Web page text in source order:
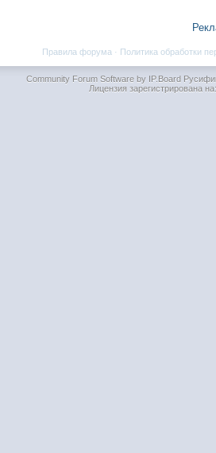
Политика обработки
Правила форума ·
Community Forum Software by IP.Board
Лицензия зарегистрирована